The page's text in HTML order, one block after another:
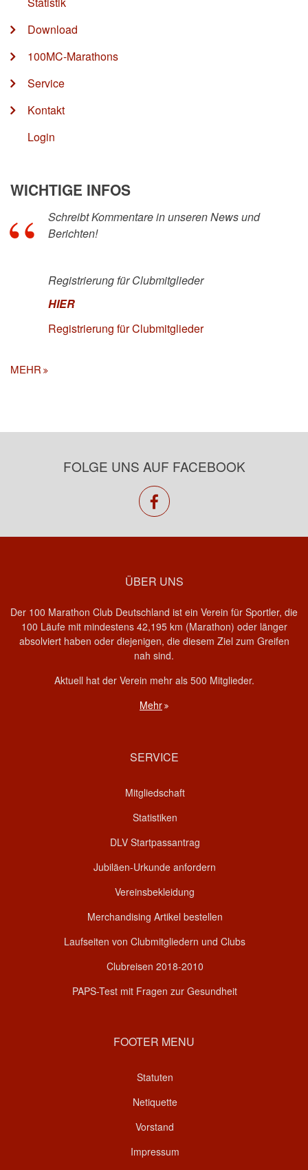
Download
100MC-Marathons
Service
Kontakt
Login
WICHTIGE INFOS
Schreibt Kommentare in unseren News und
Berichten!
Registrierung für Clubmitglieder
HIER
Registrierung für Clubmitglieder
MEHR
FOLGE UNS AUF FACEBOOK
facebook
ÜBER UNS
Der 100 Marathon Club Deutschland ist ein Verein für Sportler, die
100 Läufe mit mindestens 42,195 km (Marathon) oder länger
absolviert haben oder diejenigen, die diesem Ziel zum Greifen
nah sind.
Aktuell hat der Verein mehr als 500 Mitglieder.
Mehr
SERVICE
Mitgliedschaft
Statistiken
DLV Startpassantrag
Jubiläen-Urkunde anfordern
Vereinsbekleidung
Merchandising Artikel bestellen
Laufseiten von Clubmitgliedern und Clubs
Clubreisen 2018-2010
PAPS-Test mit Fragen zur Gesundheit
FOOTER MENU
Statuten
Netiquette
Vorstand
Impressum